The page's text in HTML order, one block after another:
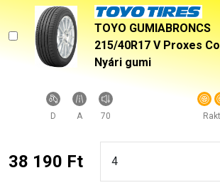
TOYO GUMIABRONCS
215/40R17 V Proxes
Nyári gumi
D A 70
38 190 Ft